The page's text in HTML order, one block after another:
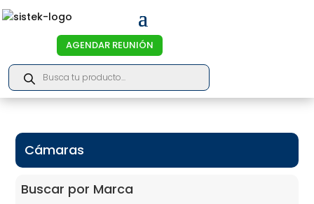
AGENDAR REUNIÓN
Products
search
Cámaras
Buscar por Marca